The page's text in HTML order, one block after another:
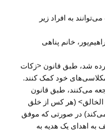
به افراد زیر
خانم پناهی
شد، طبق قانون <زکات
خود کمک کنند.
می‌کنند، طبق قانون
(هر کس از خلق
در صورتی که موفق
اهدای یک هدیه به